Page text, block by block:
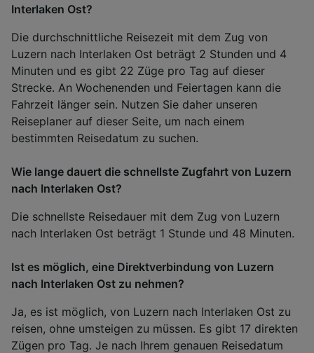
Interlaken Ost?
Die durchschnittliche Reisezeit mit dem Zug von
Luzern nach Interlaken Ost beträgt 2 Stunden und 4
Minuten und es gibt 22 Züge pro Tag auf dieser
Strecke. An Wochenenden und Feiertagen kann die
Fahrzeit länger sein. Nutzen Sie daher unseren
Reiseplaner auf dieser Seite, um nach einem
bestimmten Reisedatum zu suchen.
Wie lange dauert die schnellste Zugfahrt von Luzern
nach Interlaken Ost?
Die schnellste Reisedauer mit dem Zug von Luzern
nach Interlaken Ost beträgt 1 Stunde und 48 Minuten.
Ist es möglich, eine Direktverbindung von Luzern
nach Interlaken Ost zu nehmen?
Ja, es ist möglich, von Luzern nach Interlaken Ost zu
reisen, ohne umsteigen zu müssen. Es gibt 17 direkten
Zügen pro Tag. Je nach Ihrem genauen Reisedatum